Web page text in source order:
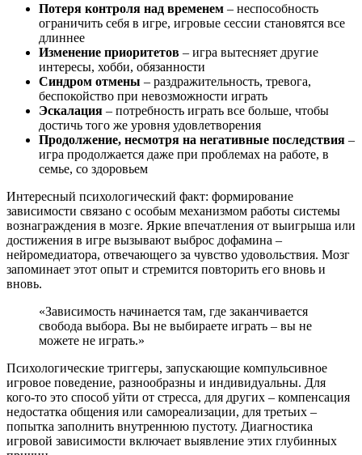
Потеря контроля над временем – неспособность
ограничить себя в игре, игровые сессии становятся все
длиннее
Изменение приоритетов – игра вытесняет другие
интересы, хобби, обязанности
Синдром отмены – раздражительность, тревога,
беспокойство при невозможности играть
Эскалация – потребность играть все больше, чтобы
достичь того же уровня удовлетворения
Продолжение, несмотря на негативные последствия –
игра продолжается даже при проблемах на работе, в
семье, со здоровьем
Интересный психологический факт: формирование
зависимости связано с особым механизмом работы системы
вознаграждения в мозге. Яркие впечатления от выигрыша или
достижения в игре вызывают выброс дофамина –
нейромедиатора, отвечающего за чувство удовольствия. Мозг
запоминает этот опыт и стремится повторить его вновь и
вновь.
«Зависимость начинается там, где заканчивается
свобода выбора. Вы не выбираете играть – вы не
можете не играть.»
Психологические триггеры, запускающие компульсивное
игровое поведение, разнообразны и индивидуальны. Для
кого-то это способ уйти от стресса, для других – компенсация
недостатка общения или самореализации, для третьих –
попытка заполнить внутреннюю пустоту. Диагностика
игровой зависимости включает выявление этих глубинных